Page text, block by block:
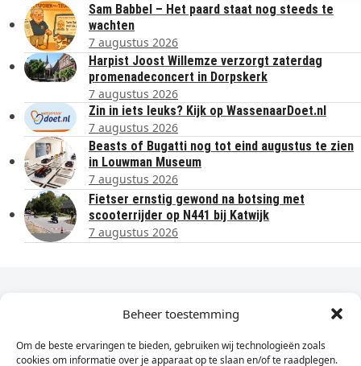
Beheer toestemming
Om de beste ervaringen te bieden, gebruiken wij technologieën zoals
cookies om informatie over je apparaat op te slaan en/of te raadplegen.
Sam Babbel – Het paard staat nog steeds te
wachten
7 augustus 2026
Harpist Joost Willemze verzorgt zaterdag
promenadeconcert in Dorpskerk
7 augustus 2026
Zin in iets leuks? Kijk op WassenaarDoet.nl
7 augustus 2026
Beasts of Bugatti nog tot eind augustus te zien
in Louwman Museum
7 augustus 2026
Fietser ernstig gewond na botsing met
scooterrijder op N441 bij Katwijk
7 augustus 2026
Dagelijks het laatste nieuws in je e-mail?
Vul